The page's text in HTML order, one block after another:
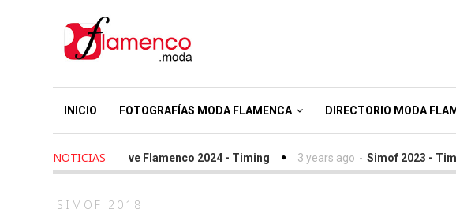
INICIO FOTOGRAFÍAS MODA FLAMENCA DIRECTORIO MODA
NOTICIAS
We Love Flamenco 2024 - Timing 3 years ago - Simof 2023 - Timing 4
SIMOF 2018